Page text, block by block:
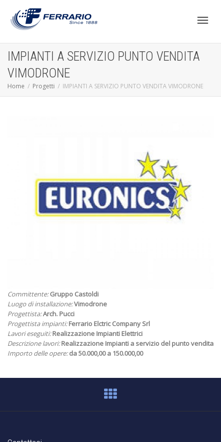
IMPIANTI A SERVIZIO PUNTO VENDITA
VIMODRONE
Home Progetti IMPIANTI A SERVIZIO PUNTO VENDITA VIMODRONE
Committente: Gruppo Castoldi
Luogo di installazione:Vimodrone
Progettista:Arch. Pucci
Progettista impianti:Ferrario Elctric Company Srl
Lavori eseguiti: Realizzazione Impianti Elettrici
Descrizione lavori:Realizzazione Impianti a servizio del punto vendita
Importo delle opere: da 50.000,00 a 150.000,00